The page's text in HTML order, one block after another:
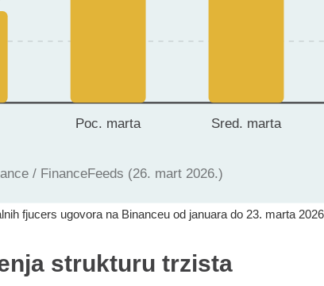
fjucers ugovora na Binanceu od januara do 23. marta
strukturu trzista